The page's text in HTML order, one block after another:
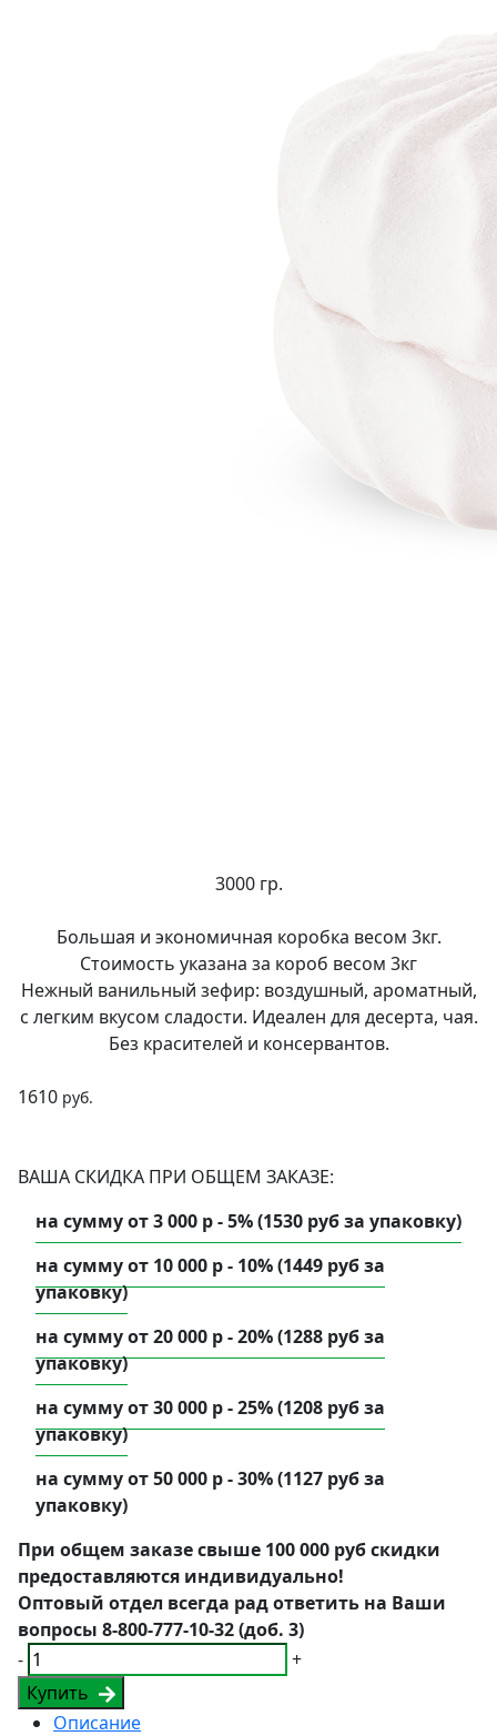
3000 гр.
Большая и экономичная коробка весом 3кг.
Стоимость указана за короб весом 3кг
Нежный ванильный зефир: воздушный, ароматный,
с легким вкусом сладости. Идеален для десерта, чая.
Без красителей и консервантов.
1610 руб.
ВАША СКИДКА ПРИ ОБЩЕМ ЗАКАЗЕ:
на сумму от 3 000 р - 5% (1530 руб за упаковку)
на сумму от 10 000 р - 10% (1449 руб за
упаковку)
на сумму от 20 000 р - 20% (1288 руб за
упаковку)
на сумму от 30 000 р - 25% (1208 руб за
упаковку)
на сумму от 50 000 р - 30% (1127 руб за
упаковку)
При общем заказе свыше 100 000 руб скидки
предоставляются индивидуально!
Оптовый отдел всегда рад ответить на Ваши
вопросы 8-800-777-10-32 (доб. 3)
-
+
Купить
Описание